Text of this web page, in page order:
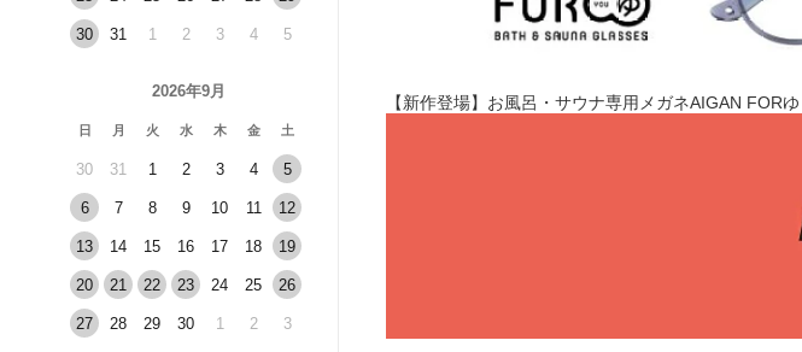
30 31 1 2 3 4 5
2026年9月
日 月 火 水 木 金 土
30 31 1 2 3 4 5
6 7 8 9 10 11 12
13 14 15 16 17 18 19
20 21 22 23 24 25 26
27 28 29 30 1 2 3
【新作登場】お風呂・サウナ専用メガネAIGAN FORゆ